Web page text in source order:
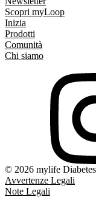
Scopri myLoop
Inizia
Prodotti
Comunità
Chi siamo
© 2026 mylife
Avvertenze Legali
Note Legali